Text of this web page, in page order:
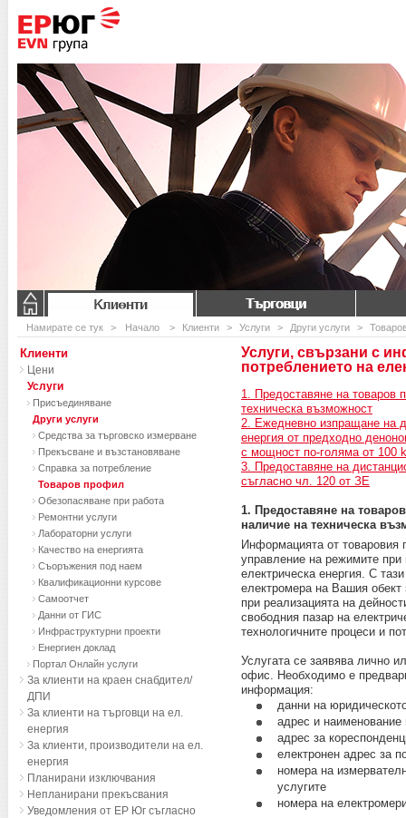
Клиенти Търговци
Намирате се тук > Начало > Клиенти > Услуги > Други услуги >
Услуги, свързани с
потреблението на
1. Предоставяне на товаров
техническа възможност
2. Ежедневно изпращане на
енергия от предходно
с мощност по-голяма от 100
3. Предоставяне на
съгласно чл. 120 от ЗЕ
1. Предоставяне на
наличие на техническа
Информацията от товаровия
управление на режимите при
електрическа енергия. С
електромера на Вашия обект
при реализацията на
свободния пазар на
технологичните процеси и
Услугата се заявява лично
офис. Необходимо е
информация:
данни на
адрес и наименование
адрес за
електронен адрес за
номера на
услугите
номера на
Клиенти
Цени
Услуги
Присъединяване
Други услуги
Средства за търговско измерване
Прекъсване и възстановяване
Справка за потребление
Товаров профил
Обезопасяване при работа
Ремонтни услуги
Лабораторни услуги
Качество на енергията
Съоръжения под наем
Квалификационни курсове
Самоотчет
Данни от ГИС
Инфраструктурни проекти
Енергиен доклад
Портал Онлайн услуги
За клиенти на краен снабдител/
ДПИ
За клиенти на търговци на ел.
енергия
За клиенти, производители на ел.
енергия
Планирани изключвания
Непланирани прекъсвания
Уведомления от ЕР Юг съгласно